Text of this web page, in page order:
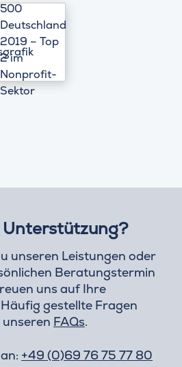
unseren Leistungen oder
Beratungstermin
uns auf Ihre
gestellte Fragen
FAQs.
+49 (0)69 76 75 77 80